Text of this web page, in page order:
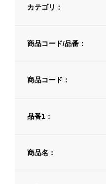
カテゴリ：
商品コード/品番：
商品コード：
品番1：
商品名：